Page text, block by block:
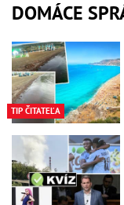
DOMÁCE
TIP ČITATEĽA